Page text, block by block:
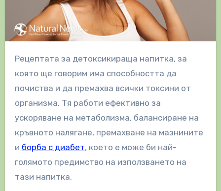
Рецептата за детоксикираща напитка, за
която ще говорим има способността да
почиства и да премахва всички токсини от
организма. Тя работи ефективно за
ускоряване на метаболизма, балансиране на
кръвното налягане, премахване на мазнините
и борба с диабет, което е може би най-
голямото предимство на използването на
тази напитка.